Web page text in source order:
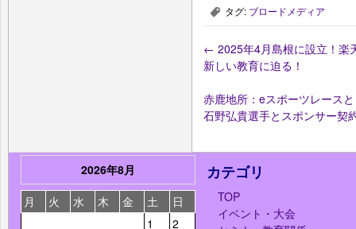
, タグ: ブロードメディア
← 2025年4月島根に設立！楽
新しい教育に迫る！
赤鹿地所：eスポーツレース
石野弘貴選手とスポンサー契
2026年8月
月
火 水 木 金 土
日
1
2
カテゴリ
TOP
イベント・大会